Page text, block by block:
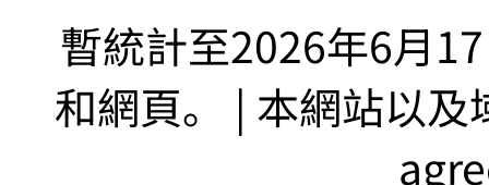
暫統計至2026年6月
和網頁。 | 本網站以